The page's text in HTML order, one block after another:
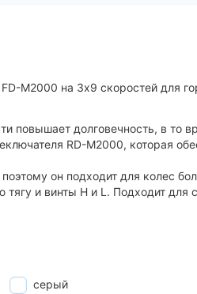
M2000 на 3х9 скоростей для
повышает долговечность, в то
RD-M2000, которая
он подходит для колес
тягу и винты H и L. Подходит
серый